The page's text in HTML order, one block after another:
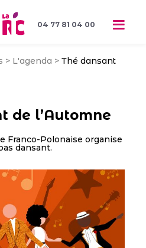
04 77 81 04 00
> L'agenda > Thé dansant
de l’Automne
Franco-Polonaise organise
dansant.